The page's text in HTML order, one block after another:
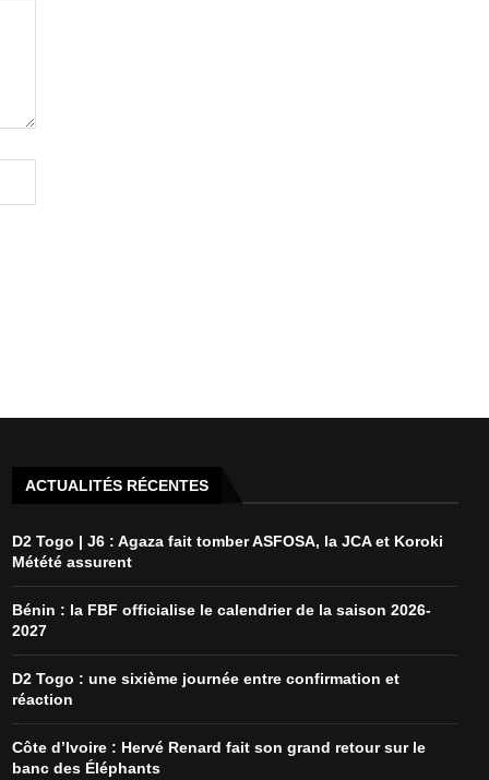
ACTUALITÉS RÉCENTES
D2 Togo | J6 : Agaza fait tomber ASFOSA, la JCA et Koroki
Métété assurent
Bénin : la FBF officialise le calendrier de la saison 2026-
2027
D2 Togo : une sixième journée entre confirmation et
réaction
Côte d’Ivoire : Hervé Renard fait son grand retour sur le
banc des Éléphants